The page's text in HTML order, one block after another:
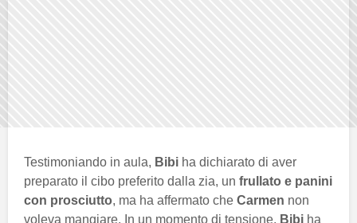
Testimoniando in aula, Bibi ha dichiarato di aver
preparato il cibo preferito dalla zia, un frullato e panini
con prosciutto, ma ha affermato che Carmen non
voleva mangiare. In un momento di tensione, Bibi ha